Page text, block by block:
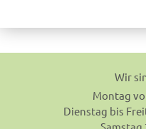
Wir
Montag
Dienstag bis